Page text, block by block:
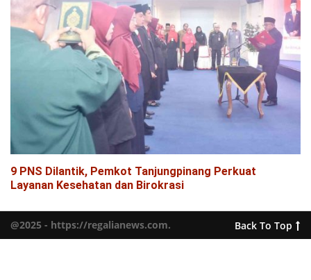
9 PNS Dilantik, Pemkot Tanjungpinang Perkuat
Layanan Kesehatan dan Birokrasi
@2025 - https://regalianews.com. Back To Top